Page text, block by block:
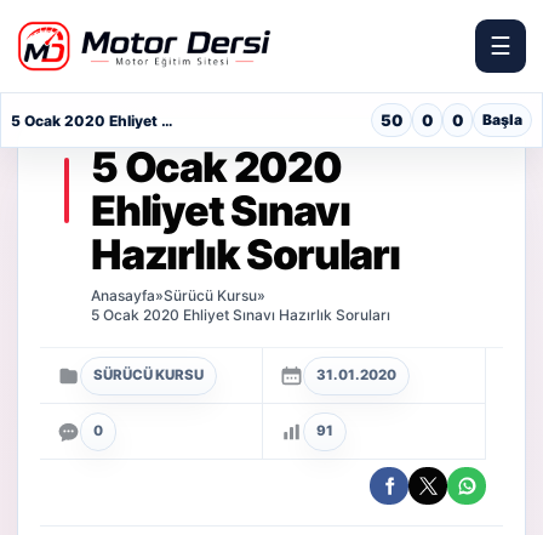
Motor Dersi
☰
5 Ocak 2020
Ehliyet Sınavı
Hazırlık Soruları
Anasayfa»Sürücü Kursu»
5 Ocak 2020 Ehliyet Sınavı Hazırlık Soruları
SÜRÜCÜ KURSU 31.01.2020
0 91
5 Ocak 2020 Ehliyet Sınavı Hazırlık Soruları 50 0 0 Başla